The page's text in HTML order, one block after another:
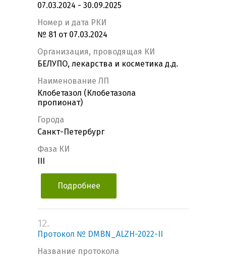
07.03.2024 - 30.09.2025
Номер и дата РКИ
№ 81 от 07.03.2024
Организация, проводящая КИ
БЕЛУПО, лекарства и косметика д.д.
Наименование ЛП
Клобетазол (Клобетазола
пропионат)
Города
Санкт-Петербург
Фаза КИ
Подробнее
12.
Протокол № DMBN_ALZH-2022-II
Название протокола